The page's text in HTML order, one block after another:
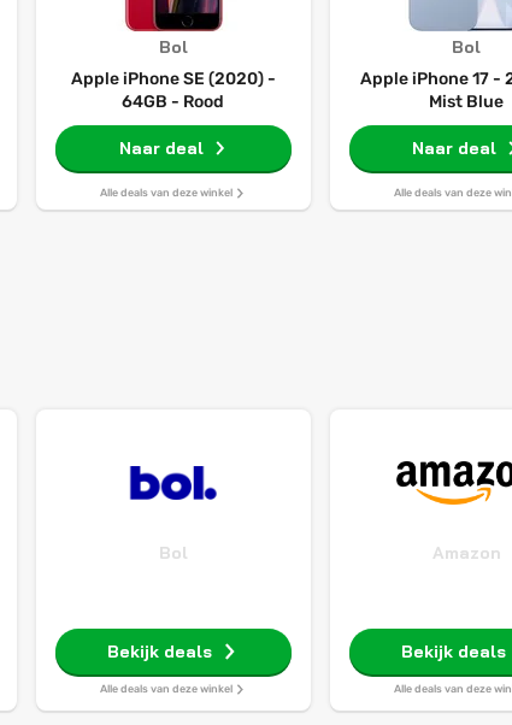
Bol
Apple iPhone SE (2020) -
64GB - Rood
Naar deal
Alle deals van deze winkel
Bol
Apple iPhone 17 -
Mist Blue
Naar deal
Alle deals van deze
Bol
Bekijk deals
Alle deals van deze winkel
Amazon
Bekijk deals
Alle deals van deze